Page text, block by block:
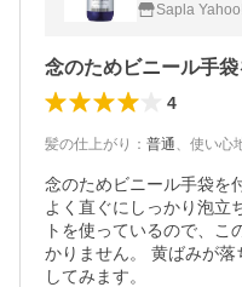
Sapla
4
髪の仕上がり ： 普通、 使い心
念のためビニール手袋を
よく直ぐにしっかり泡立
トを使っているので、こ
かりません。 黄ばみが
してみます。